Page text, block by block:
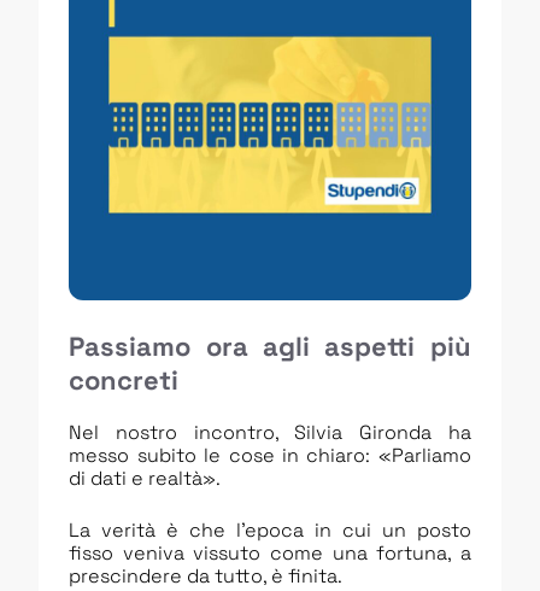
Passiamo ora agli aspetti più
concreti
Nel nostro incontro, Silvia Gironda ha
messo subito le cose in chiaro: «Parliamo
di dati e realtà».
La verità è che l’epoca in cui un posto
fisso veniva vissuto come una fortuna, a
prescindere da tutto, è finita.